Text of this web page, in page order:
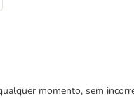
momento, sem